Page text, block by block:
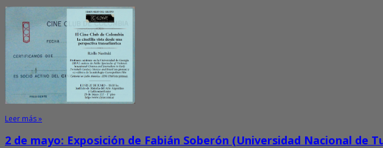
Leer más »
2 de mayo: Exposición de Fabián Soberón (Universidad Nacional de